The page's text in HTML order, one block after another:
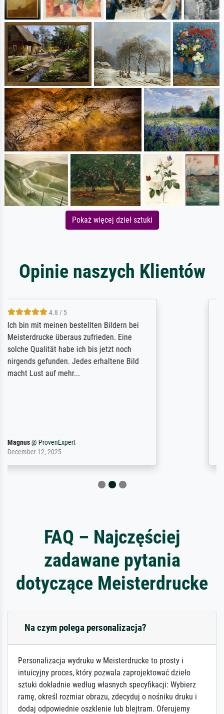
Pokaż więcej dzieł sztuki
Opinie naszych Klientów
Rundum positive Erfahrung. Die Ausführung
des Auftrags hat eine Weile gedauert, die
angekündigte Lieferzeit wurde aber
letztlich sogar etwas unterschritten. Die
Qualität des Papiers und des Drucks
Dr.@ProvenExpert
February 3, 2026
FAQ – Najczęściej
zadawane pytania
dotyczące Meisterdrucke
Na czym polega personalizacja?
Personalizacja wydruku w Meisterdrucke to prosty i
intuicyjny proces, który pozwala zaprojektować dzieło
sztuki dokładnie według własnych specyfikacji: Wybierz
ramę, określ rozmiar obrazu, zdecyduj o nośniku druku i
dodaj odpowiednie oszklenie lub blejtram. Oferujemy